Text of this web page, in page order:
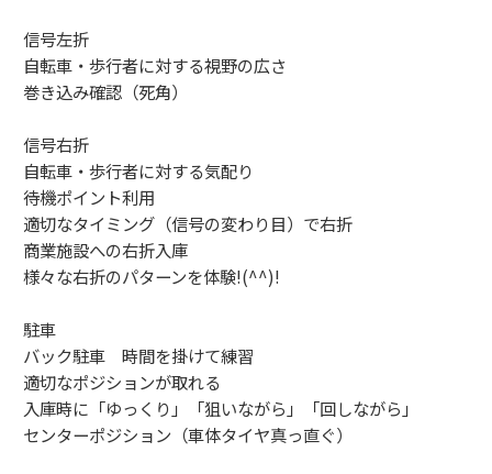
信号左折
自転車・歩行者に対する視野の広さ
巻き込み確認（死角）
信号右折
自転車・歩行者に対する気配り
待機ポイント利用
適切なタイミング（信号の変わり目）で右折
商業施設への右折入庫
様々な右折のパターンを体験!(^^)!
駐車
バック駐車 時間を掛けて練習
適切なポジションが取れる
入庫時に「ゆっくり」「狙いながら」「回しながら」
センターポジション（車体タイヤ真っ直ぐ）